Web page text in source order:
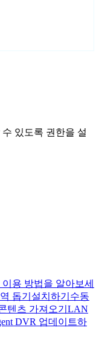
있도록 권한을 설
용 방법을 알아보세
돕기 설치하기 수동
텐츠 가져오기 LAN
DVR 업데이트하